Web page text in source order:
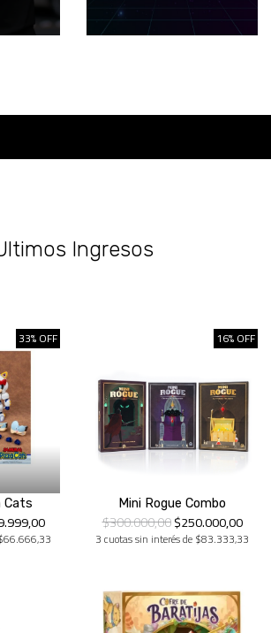
Ingresos
33% OFF
Cats
16% OFF
Mini Rogue Combo
$300.000,00$250.000,00
3 cuotas sin interés de $83.333,33